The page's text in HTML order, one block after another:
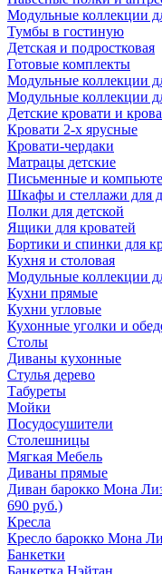
Модульные коллекции
Тумбы в гостиную
Детская и подростковая
Готовые комплекты
Модульные коллекции
Модульные коллекции
Детские кровати и
Кровати 2-х ярусные
Кровати-чердаки
Матрацы детские
Письменные и
Шкафы и стеллажи для
Полки для детской
Ящики для кроватей
Бортики и спинки для
Кухня и столовая
Модульные коллекции
Кухни прямые
Кухни угловые
Кухонные уголки и
Столы
Диваны кухонные
Стулья дерево
Табуреты
Мойки
Посудосушители
Столешницы
Мягкая Мебель
Диваны прямые
Диван барокко Мона
690 руб.)
Кресла
Кресло барокко Мона
Банкетки
Банкетка Нэйтан